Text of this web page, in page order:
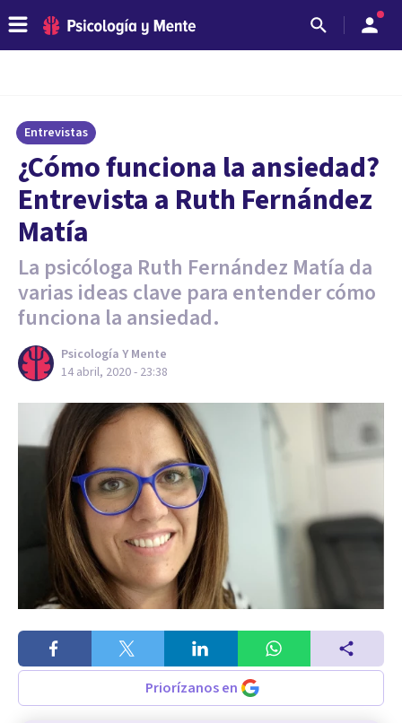
Entrevistas
¿Cómo funciona la ansiedad?
Entrevista a Ruth Fernández
Matía
La psicóloga Ruth Fernández Matía da
varias ideas clave para entender cómo
funciona la ansiedad.
Psicología Y Mente
14 abril, 2020 - 23:38
Priorízanos en